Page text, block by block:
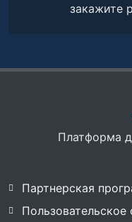
закажите
Платформа
Партнерская
Пользовательское